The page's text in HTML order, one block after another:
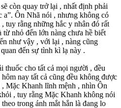
còn quay trở lại , nhất định phải
a”. Ôn Nhã nói , nhưng không có
tuy rằng những hắc y nhân đó rất
nhỏ đến lớn nàng chưa hề biết
như vậy , với lại , nàng cũng
đến sự tình kì lạ này .
thuốc cho tất cả mọi người , đều
nay tất cả cũng đều không được
Mặc Khanh lĩnh mệnh , nhìn Ôn
, tuy rằng Mặc Khanh không nói
trong ánh mắt hắn là đang lo